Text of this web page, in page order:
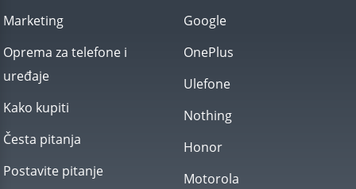
Marketing
Oprema za telefone i
uređaje
Kako kupiti
Česta pitanja
Postavite pitanje
Google
OnePlus
Ulefone
Nothing
Honor
Motorola